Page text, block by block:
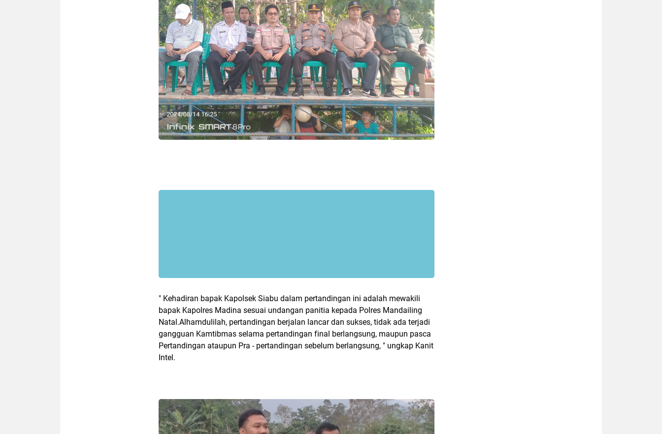
" Kehadiran bapak Kapolsek Siabu dalam pertandingan ini adalah mewakili
bapak Kapolres Madina sesuai undangan panitia kepada Polres Mandailing
Natal.Alhamdulilah, pertandingan berjalan lancar dan sukses, tidak ada terjadi
gangguan Kamtibmas selama pertandingan final berlangsung, maupun pasca
Pertandingan ataupun Pra - pertandingan sebelum berlangsung, " ungkap Kanit
Intel.